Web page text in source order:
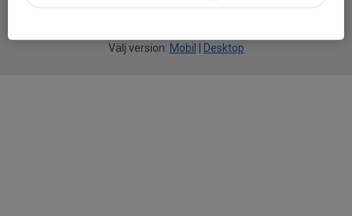
Välj version: Mobil Desktop